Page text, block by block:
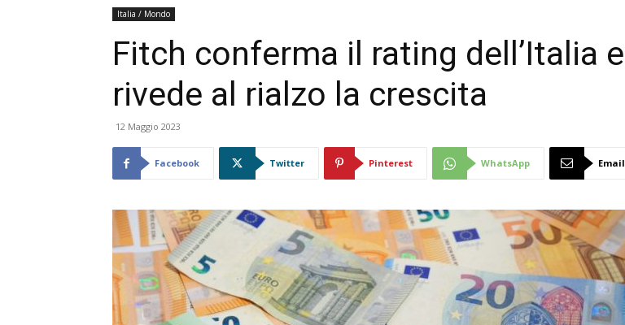
Voce
Mantova
Italia / Mondo
Fitch conferma il rating dell’Italia e
rivede al rialzo la crescita
12 Maggio 2023
Facebook Twitter Pinterest WhatsApp Email